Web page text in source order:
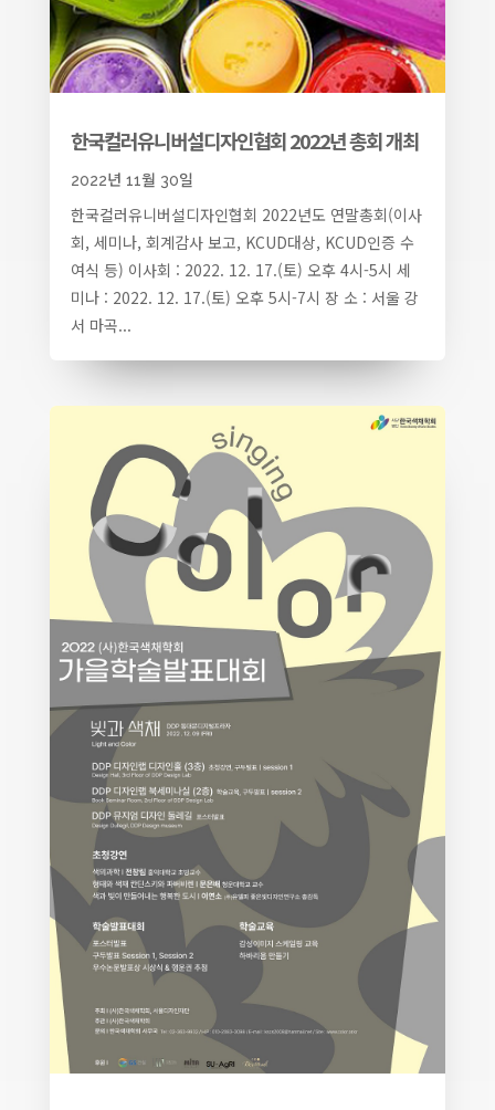
한국컬러유니버설디자인협회 2022년 총회 개최
2022년 11월 30일
한국컬러유니버설디자인협회 2022년도 연말총회(이사
회, 세미나, 회계감사 보고, KCUD대상, KCUD인증 수
여식 등) 이사회 : 2022. 12. 17.(토) 오후 4시-5시 세
미나 : 2022. 12. 17.(토) 오후 5시-7시 장 소 : 서울 강
서 마곡...